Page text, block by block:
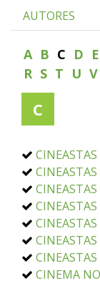
AUTORES
A B C D E
R S T U V
C
CINEASTAS
CINEASTAS
CINEMA